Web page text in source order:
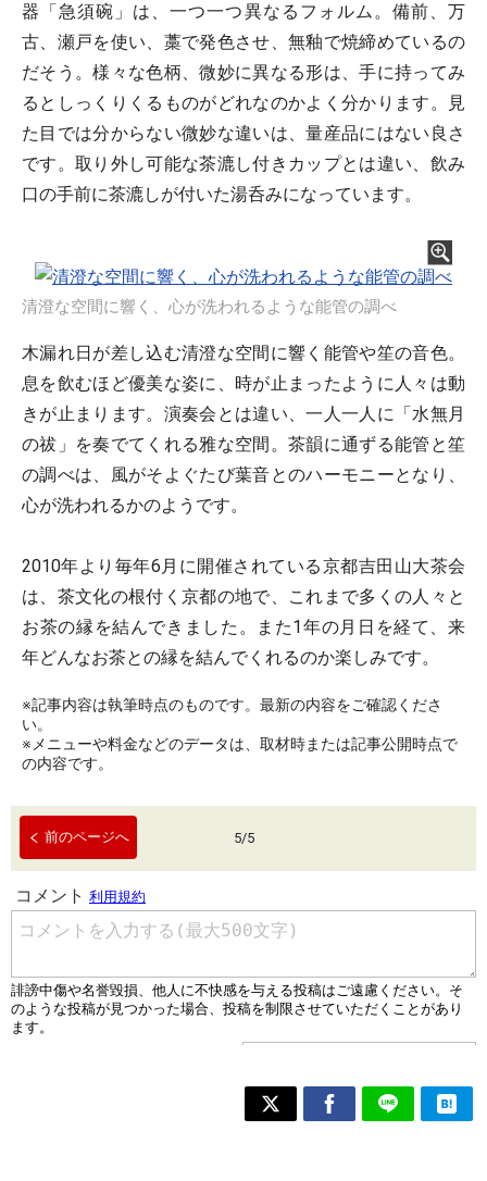
器「急須碗」は、一つ一つ異なるフォルム。備前、万
古、瀬戸を使い、藁で発色させ、無釉で焼締めているの
だそう。様々な色柄、微妙に異なる形は、手に持ってみ
るとしっくりくるものがどれなのかよく分かります。見
た目では分からない微妙な違いは、量産品にはない良さ
です。取り外し可能な茶漉し付きカップとは違い、飲み
口の手前に茶漉しが付いた湯呑みになっています。
清澄な空間に響く、心が洗われるような能管の調べ
木漏れ日が差し込む清澄な空間に響く能管や笙の音色。
息を飲むほど優美な姿に、時が止まったように人々は動
きが止まります。演奏会とは違い、一人一人に「水無月
の祓」を奏でてくれる雅な空間。茶韻に通ずる能管と笙
の調べは、風がそよぐたび葉音とのハーモニーとなり、
心が洗われるかのようです。
2010年より毎年6月に開催されている京都吉田山大茶会
は、茶文化の根付く京都の地で、これまで多くの人々と
お茶の縁を結んできました。また1年の月日を経て、来
年どんなお茶との縁を結んでくれるのか楽しみです。
※記事内容は執筆時点のものです。最新の内容をご確認くださ
い。
※メニューや料金などのデータは、取材時または記事公開時点で
の内容です。
前のページへ 5/5